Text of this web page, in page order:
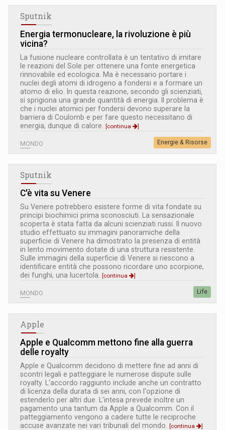
Sputnik
Energia termonucleare, la rivoluzione è più
vicina?
La fusione nucleare controllata è un tentativo di imitare
le reazioni del Sole per ottenere una fonte energetica
rinnovabile ed ecologica. Ma è necessario portare i
nuclei degli atomi di idrogeno a fondersi e a formare un
atomo di elio. In questa reazione, secondo gli scienziati,
si sprigiona una grande quantità di energia. Il problema è
che i nuclei atomici per fondersi devono superare la
barriera di Coulomb e per fare questo necessitano di
energia, dunque di calore.
[continua ]
MONDO Energie & Risorse
Sputnik
C'è vita su Venere
Su Venere potrebbero esistere forme di vita fondate su
principi biochimici prima sconosciuti. La sensazionale
scoperta è stata fatta da alcuni scienziati russi. Il nuovo
studio effettuato su immagini panoramiche della
superficie di Venere ha dimostrato la presenza di entità
in lento movimento dotate di una struttura resistente.
Sulle immagini della superficie di Venere si riescono a
identificare entità che possono ricordare uno scorpione,
dei funghi, una lucertola.
[continua ]
MONDO Life
Apple
Apple e Qualcomm mettono fine alla guerra
delle royalty
Apple e Qualcomm decidono di mettere fine ad anni di
scontri legali e patteggiare le numerose dispute sulle
royalty. L'accordo raggiunto include anche un contratto
di licenza della durata di sei anni, con l'opzione di
estenderlo per altri due. L'intesa prevede inoltre un
pagamento una tantum da Apple a Qualcomm. Con il
patteggiamento vengono a cadere tutte le reciproche
accuse avanzate nei vari tribunali del mondo.
[continua ]